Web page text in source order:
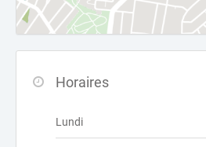
Horaires
Lundi